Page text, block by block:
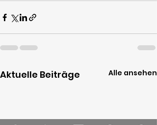
Aktuelle Beiträge Alle ansehen